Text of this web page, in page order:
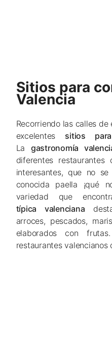
Sitios para
Valencia
Recorriendo las calles
excelentes sitios
La gastronomía
diferentes
interesantes, que no
conocida paella ¡qué
variedad que
típica valenciana
arroces, pescados,
elaborados con
restaurantes valencianos